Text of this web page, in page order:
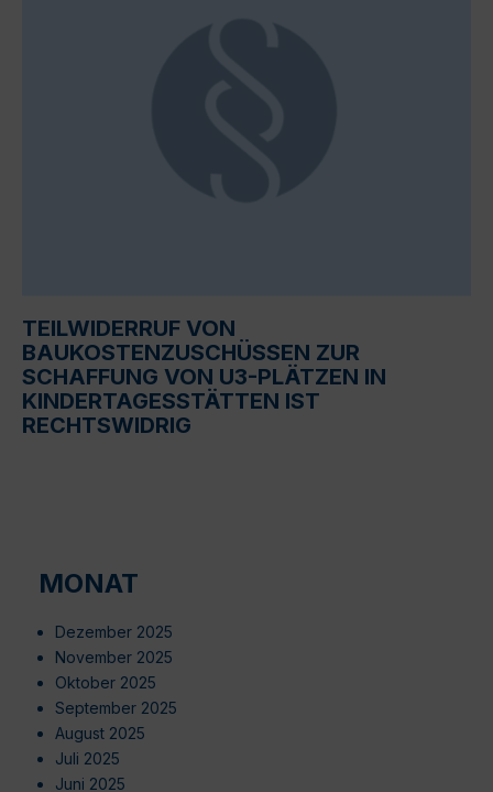
TEILWIDERRUF VON
BAUKOSTENZUSCHÜSSEN ZUR
SCHAFFUNG VON U3-PLÄTZEN IN
KINDERTAGESSTÄTTEN IST
RECHTSWIDRIG
MONAT
Dezember 2025
November 2025
Oktober 2025
September 2025
August 2025
Juli 2025
Juni 2025